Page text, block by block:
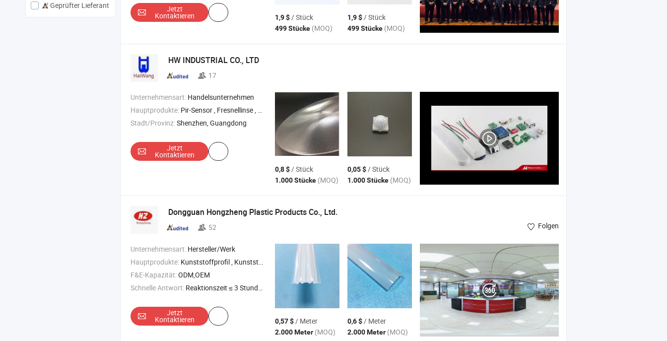
Jetzt
Kontaktieren 1,9 $/ Stück
499 Stücke (MOQ)
1,9 $/ Stück
499 Stücke (MOQ)
HW INDUSTRIAL CO., LTD
17
Unternehmensart: Handelsunternehmen
Hauptprodukte: Pir-Sensor , Fresnellinse , Mikrowellenmodul , Vergrößerungskarte , Anti-Schlaf-Alarm
Stadt/Provinz:Shenzhen, Guangdong
Jetzt
Kontaktieren
0,8 $/ Stück
1.000 Stücke (MOQ)
0,05 $/ Stück
1.000 Stücke (MOQ)
Dongguan Hongzheng Plastic Products Co., Ltd.
52 Folgen
Unternehmensart: Hersteller/Werk
Hauptprodukte: Kunststoffprofil , Kunststoffextrusion PC-Abdeckung , Kunststoffrohr
F&E-Kapazität:ODM,OEM
Schnelle Antwort: Reaktionszeit ≤ 3 Stunden
Jetzt
Kontaktieren 0,57 $/ Meter
2.000 Meter (MOQ)
0,6 $/ Meter
2.000 Meter (MOQ)
Geprüfter Lieferant